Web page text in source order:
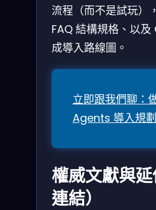
流程（而不是試玩）
FAQ 結構規格、以
成導入路線圖。
立即跟我們聊：
Agents 導入規劃
權威文獻與
連結）